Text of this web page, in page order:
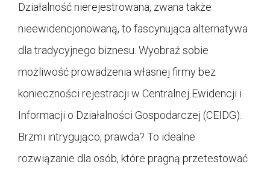
Działalność nierejestrowana, zwana także
nieewidencjonowaną, to fascynująca alternatywa
dla tradycyjnego biznesu. Wyobraź sobie
możliwość prowadzenia własnej firmy bez
konieczności rejestracji w Centralnej Ewidencji i
Informacji o Działalności Gospodarczej (CEIDG).
Brzmi intrygująco, prawda? To idealne
rozwiązanie dla osób, które pragną przetestować